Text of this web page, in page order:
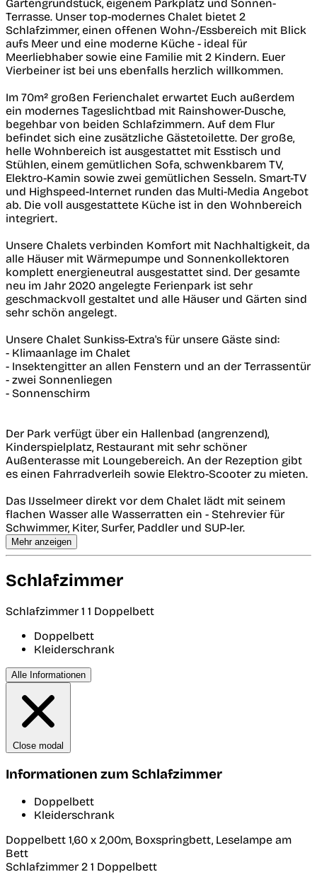
Gartengrundstück, eigenem Parkplatz und Sonnen-
Terrasse. Unser top-modernes Chalet bietet 2
Schlafzimmer, einen offenen Wohn-/Essbereich mit Blick
aufs Meer und eine moderne Küche - ideal für
Meerliebhaber sowie eine Familie mit 2 Kindern. Euer
Vierbeiner ist bei uns ebenfalls herzlich willkommen.
Im 70m² großen Ferienchalet erwartet Euch außerdem
ein modernes Tageslichtbad mit Rainshower-Dusche,
begehbar von beiden Schlafzimmern. Auf dem Flur
befindet sich eine zusätzliche Gästetoilette. Der große,
helle Wohnbereich ist ausgestattet mit Esstisch und
Stühlen, einem gemütlichen Sofa, schwenkbarem TV,
Elektro-Kamin sowie zwei gemütlichen Sesseln. Smart-TV
und Highspeed-Internet runden das Multi-Media Angebot
ab. Die voll ausgestattete Küche ist in den Wohnbereich
integriert.
Unsere Chalets verbinden Komfort mit Nachhaltigkeit, da
alle Häuser mit Wärmepumpe und Sonnenkollektoren
komplett energieneutral ausgestattet sind. Der gesamte
neu im Jahr 2020 angelegte Ferienpark ist sehr
geschmackvoll gestaltet und alle Häuser und Gärten sind
sehr schön angelegt.
Unsere Chalet Sunkiss-Extra's für unsere Gäste sind:
- Klimaanlage im Chalet
- Insektengitter an allen Fenstern und an der Terrassentür
- zwei Sonnenliegen
- Sonnenschirm
Der Park verfügt über ein Hallenbad (angrenzend),
Kinderspielplatz, Restaurant mit sehr schöner
Außenterasse mit Loungebereich. An der Rezeption gibt
es einen Fahrradverleih sowie Elektro-Scooter zu mieten.
Das IJsselmeer direkt vor dem Chalet lädt mit seinem
flachen Wasser alle Wasserratten ein - Stehrevier für
Schwimmer, Kiter, Surfer, Paddler und SUP-ler.
Mehr anzeigen
Schlafzimmer
Schlafzimmer 1 1 Doppelbett
Doppelbett
Kleiderschrank
Alle Informationen
Close modal
Informationen zum Schlafzimmer
Doppelbett
Kleiderschrank
Doppelbett 1,60 x 2,00m, Boxspringbett, Leselampe am
Bett
Schlafzimmer 2 1 Doppelbett